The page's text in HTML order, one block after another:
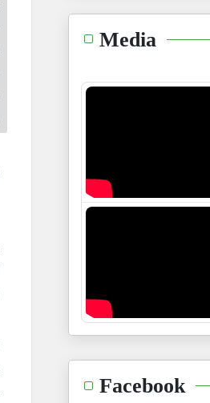
Media
Facebook